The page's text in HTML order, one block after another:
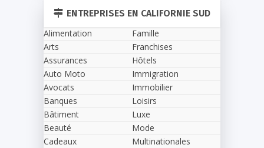
ENTREPRISES EN CALIFORNIE SUD
Alimentation
Arts
Assurances
Auto Moto
Avocats
Banques
Bâtiment
Beauté
Cadeaux
Famille
Franchises
Hôtels
Immigration
Immobilier
Loisirs
Luxe
Mode
Multinationales